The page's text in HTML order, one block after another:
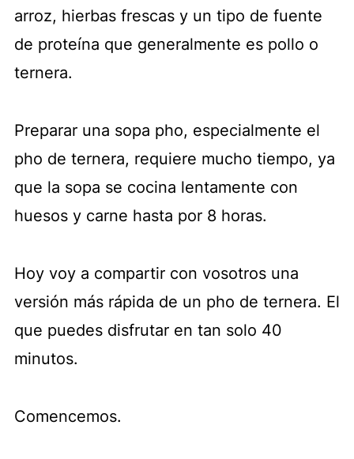
arroz, hierbas frescas y un tipo de fuente
de proteína que generalmente es pollo o
ternera.
Preparar una sopa pho, especialmente el
pho de ternera, requiere mucho tiempo, ya
que la sopa se cocina lentamente con
huesos y carne hasta por 8 horas.
Hoy voy a compartir con vosotros una
versión más rápida de un pho de ternera. El
que puedes disfrutar en tan solo 40
minutos.
Comencemos.